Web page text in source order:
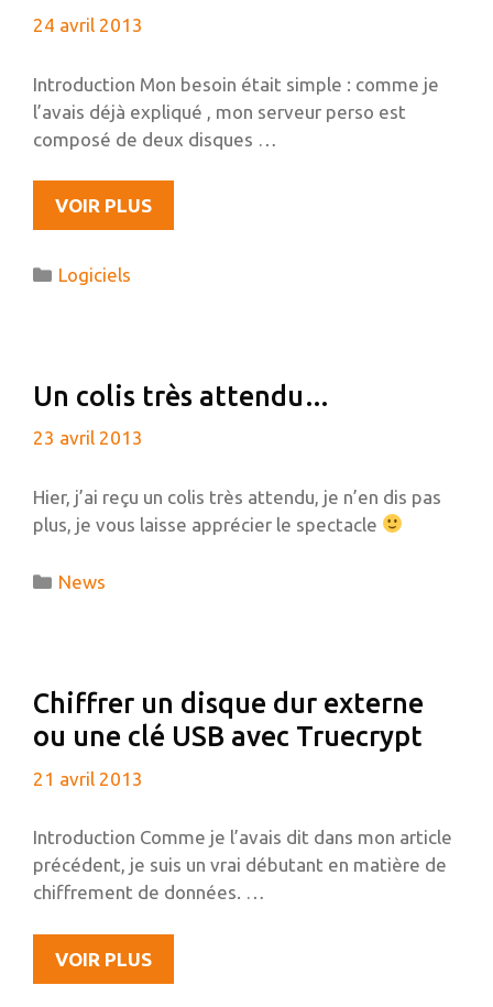
24 avril 2013
Introduction Mon besoin était simple : comme je
l’avais déjà expliqué , mon serveur perso est
composé de deux disques …
VOIR PLUSPHOTOLIGHT,
UNE
PHP
DONNÉES
Catégories
Logiciels
Un colis très attendu…
23 avril 2013
Hier, j’ai reçu un colis très attendu, je n’en dis pas
plus, je vous laisse apprécier le spectacle
Catégories
News
Chiffrer un disque dur externe
ou une clé USB avec Truecrypt
21 avril 2013
Introduction Comme je l’avais dit dans mon article
précédent, je suis un vrai débutant en matière de
chiffrement de données. …
VOIR PLUSCHIFFRER
UN